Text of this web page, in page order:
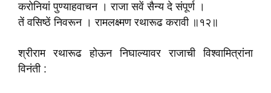
करोनियां पुण्याहवाचन । राजा सवें सैन्य दे संपूर्ण ।
तें वसिष्ठें निवरून । रामलक्ष्मण रथारूढ करावी ॥१२॥
श्रीराम रथारूढ होऊन निघाल्यावर राजाची विश्वामित्रांना
विनंती :